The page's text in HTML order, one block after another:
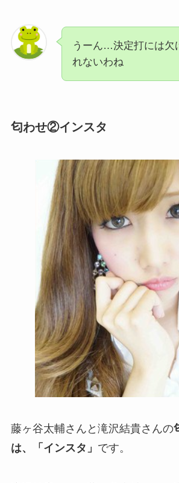
うーん…決定打には欠
れないわね
匂わせ②インスタ
藤ヶ谷太輔さんと滝沢結貴さんの
は、「インスタ」 です。